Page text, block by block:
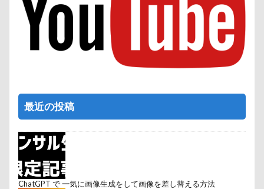
最近の投稿
ChatGPT で 一気に画像生成をして画像を差し替える方法